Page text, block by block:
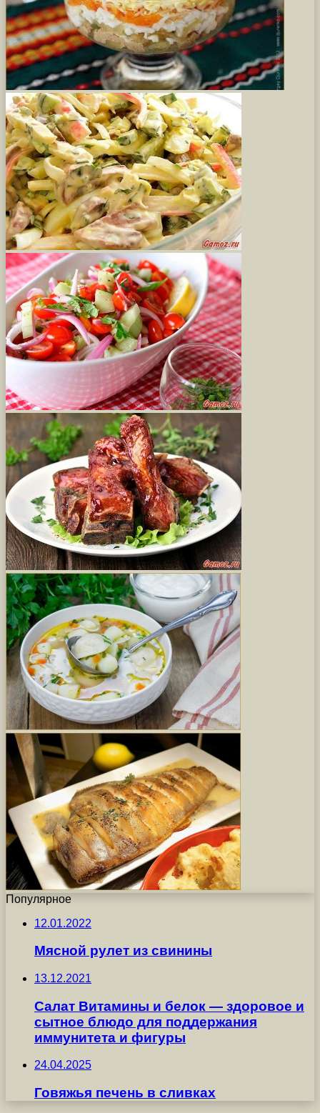
Популярное
12.01.2022
Мясной рулет из свинины
13.12.2021
Салат Витамины и белок — здоровое и
сытное блюдо для поддержания
иммунитета и фигуры
24.04.2025
Говяжья печень в сливках